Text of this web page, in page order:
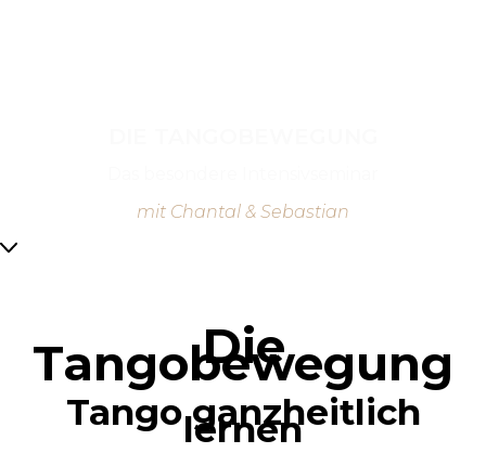
mit Chantal & Sebastian
Die
Tangobewegung
Tango ganzheitlich
lernen